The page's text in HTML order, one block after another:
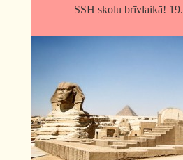
SSH skolu brīvlaikā!